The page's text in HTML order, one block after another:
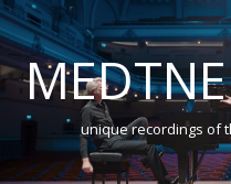
unique recordings of